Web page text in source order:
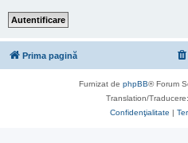
Prima pagină
Furnizat de phpBB® Forum
Translation/Traducere:
Confidenţialitate |